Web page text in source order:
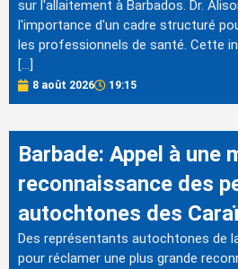
sur l'allaitement à Barbados. Dr.
l'importance d'un cadre structuré
les professionnels de santé. Cette
[…]
8 août 2026 19:15
Barbade: Appel à une
reconnaissance des
autochtones des
Des représentants autochtones de
pour réclamer une plus grande